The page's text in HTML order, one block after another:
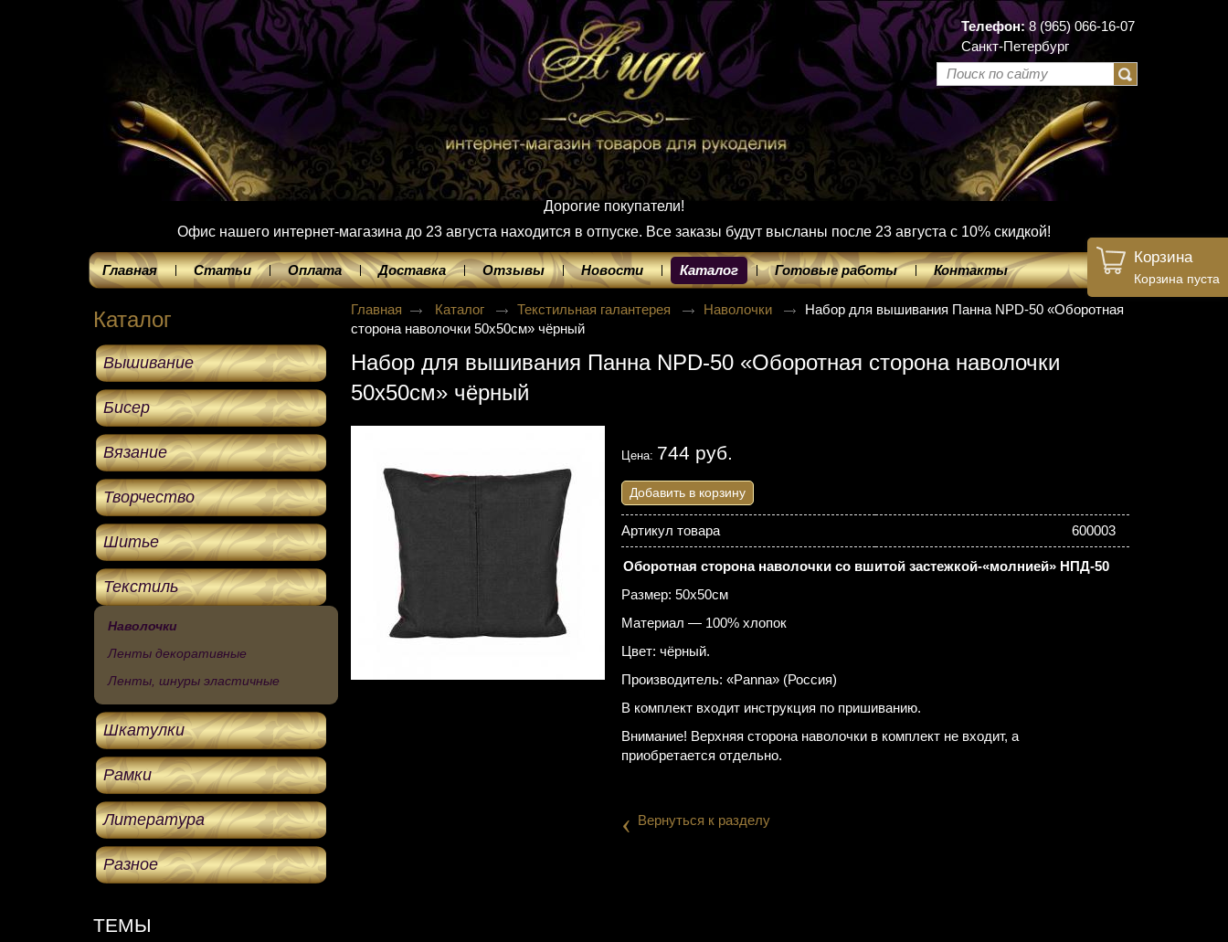
Телефон:8 (965) 066-16-07
Санкт-Петербург
Дорогие покупатели!
Офис нашего интернет-магазина до 23 августа находится в отпуске. Все заказы будут высланы после 23 августа с 10% скидкой!
Главная Статьи Оплата Доставка Отзывы Новости Каталог Готовые работы Контакты
Каталог
Вышивание
Бисер
Вязание
Творчество
Шитье
Текстиль
Наволочки
Ленты декоративные
Ленты, шнуры эластичные
Шкатулки
Рамки
Литература
Разное
Корзина
Корзина пуста
ТЕМЫ
Главная Каталог Текстильная галантерея Наволочки
Набор для вышивания Панна NPD-50 «Оборотная
сторона наволочки 50х50см» чёрный
Набор для вышивания Панна NPD-50 «Оборотная сторона наволочки
50х50см» чёрный
Цена: 744 руб.
Добавить в корзину
Артикул товара 600003
Оборотная сторона наволочки со вшитой застежкой-«молнией» НПД-50
Размер: 50х50см
Материал — 100% хлопок
Цвет: чёрный.
Производитель: «Panna» (Россия)
В комплект входит инструкция по пришиванию.
Внимание! Верхняя сторона наволочки в комплект не входит, а
приобретается отдельно.
‹ Вернуться к разделу